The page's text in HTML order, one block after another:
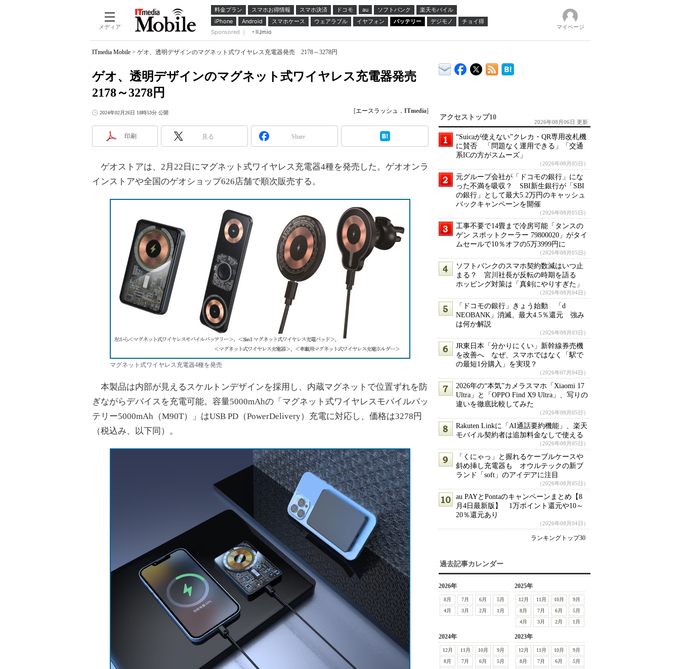
メディア
料金プラン スマホお得情報 スマホ決済 ドコモ au ソフトバンク
楽天モバイル
iPhone
Android スマホケース ウェアラブル イヤフォン バッテリー デジモノ
チョイ得
Sponsored ｜
IIJmio
マイページ
ITmedia Mobile > ゲオ、透明デザインのマグネット式ワイヤレス充電器発売 2178～3278円
ゲオ、透明デザインのマグネット式ワイヤレス充電器発売
2178～3278円
2024年02月26日 18時53分 公開 [エースラッシュ ， ITmedia]
印刷 見る Share
ゲオストアは、2月22日にマグネット式ワイヤレス充電器4種を発売した。ゲオオンラ
インストアや全国のゲオショップ626店舗で順次販売する。
マグネット式ワイヤレス充電器4種を発売
本製品は内部が見えるスケルトンデザインを採用し、内蔵マグネットで位置ずれを防
ぎながらデバイスを充電可能。容量5000mAhの「マグネット式ワイヤレスモバイルバッ
テリー5000mAh（M90T）」はUSB PD（PowerDelivery）充電に対応し、価格は3278円
（税込み、以下同）。
アクセストップ10
2026年08月06日 更新
“Suicaが使えない”クレカ・QR専用改札機
に賛否 「問題なく運用できる」「交通
系ICの方がスムーズ」
（2026年08月05日）
元グループ会社が「ドコモの銀行」にな
った不満を吸収？ SBI新生銀行が「SBI
の銀行」として最大5.2万円のキャッシュ
バックキャンペーンを開催
（2026年08月05日）
工事不要で14畳まで冷房可能「タンスの
ゲン スポットクーラー 79800020」がタイ
ムセールで10％オフの5万3999円に
（2026年08月05日）
ソフトバンクのスマホ契約数減はいつ止
まる？ 宮川社長が反転の時期を語る
ホッピング対策は「真剣にやりすぎた」
（2026年08月04日）
「ドコモの銀行」きょう始動 「d
NEOBANK」消滅、最大4.5％還元 強み
は何か解説
（2026年08月03日）
JR東日本「分かりにくい」新幹線券売機
を改善へ なぜ、スマホではなく「駅で
の最短1分購入」を実現？
（2026年07月04日）
2026年の“本気”カメラスマホ「Xiaomi 17
Ultra」と「OPPO Find X9 Ultra」、写りの
違いを徹底比較してみた
（2026年08月05日）
Rakuten Linkに「AI通話要約機能」、楽天
モバイル契約者は追加料金なしで使える
（2026年08月05日）
「くにゃっ」と握れるケーブルケースや
斜め挿し充電器も オウルテックの新ブ
ランド「soft」のアイデアに注目
（2026年08月05日）
au PAYとPontaのキャンペーンまとめ【8
月4日最新版】 1万ポイント還元や10～
20％還元あり
（2026年08月04日）
ランキングトップ30
過去記事カレンダー
2026年
8月 7月 6月
5月
4月
3月 2月 1月
2025年
12月 11月 10月
9月
8月
7月 6月
5月
4月
3月 2月 1月
2024年
12月 11月 10月
9月
8月
7月 6月
5月
2023年
12月 11月 10月
9月
8月
7月 6月
5月